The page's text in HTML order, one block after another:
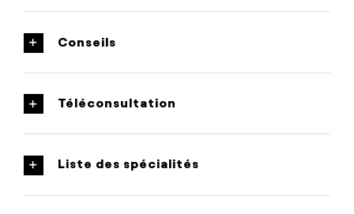
Conseils
Téléconsultation
Liste des spécialités